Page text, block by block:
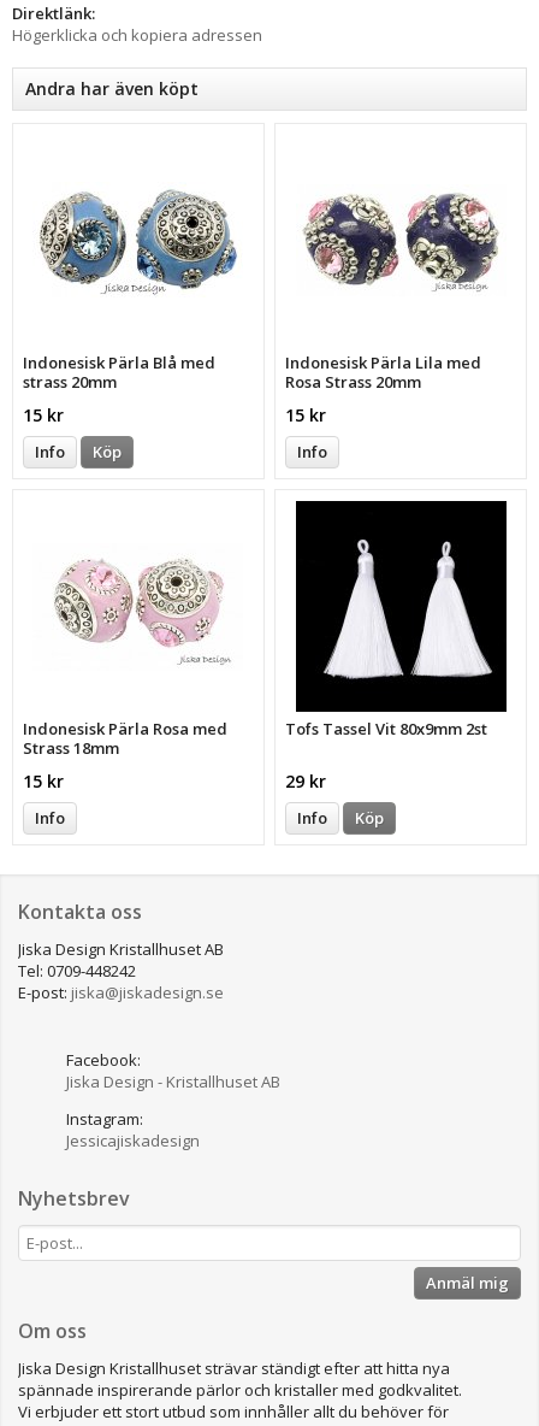
Direktlänk:
Högerklicka och kopiera adressen
Andra har även köpt
Indonesisk Pärla Blå med
strass 20mm
15 kr
Info Köp
Indonesisk Pärla Lila med
Rosa Strass 20mm
15 kr
Info
Indonesisk Pärla Rosa med
Strass 18mm
15 kr
Info
Tofs Tassel Vit 80x9mm 2st
29 kr
Info Köp
Kontakta oss
Jiska Design Kristallhuset AB
Tel: 0709-448242
E-post: jiska@jiskadesign.se
Facebook:
Jiska Design - Kristallhuset AB
Instagram:
Jessicajiskadesign
Nyhetsbrev
Anmäl mig
Om oss
Jiska Design Kristallhuset strävar ständigt efter att hitta nya
spännade inspirerande pärlor och kristaller med godkvalitet.
Vi erbjuder ett stort utbud som innhåller allt du behöver för